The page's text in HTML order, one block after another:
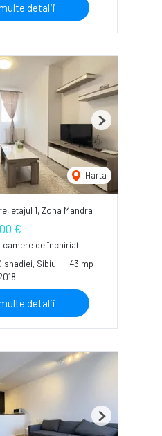
detalii
Harta
Next
etajul 1, Zona Mandra
€
camere de închiriat
Sibiu
43 mp
detalii
Next